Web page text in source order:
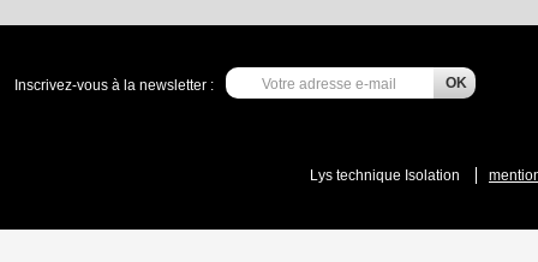
Inscrivez-vous à la newsletter :
Lys technique Isolation